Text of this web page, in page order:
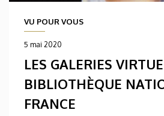
VU POUR VOUS
5 mai 2020
LES GALERIES
BIBLIOTHÈQUE
FRANCE